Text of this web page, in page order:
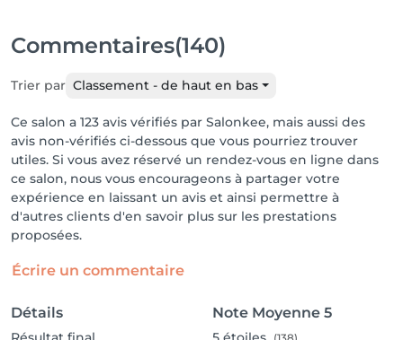
Commentaires(140)
Trier par Classement - de haut en bas
Ce salon a 123 avis vérifiés par Salonkee, mais aussi des
avis non-vérifiés ci-dessous que vous pourriez trouver
utiles. Si vous avez réservé un rendez-vous en ligne dans
ce salon, nous vous encourageons à partager votre
expérience en laissant un avis et ainsi permettre à
d'autres clients d'en savoir plus sur les prestations
proposées.
Écrire un commentaire
Détails Note Moyenne 5